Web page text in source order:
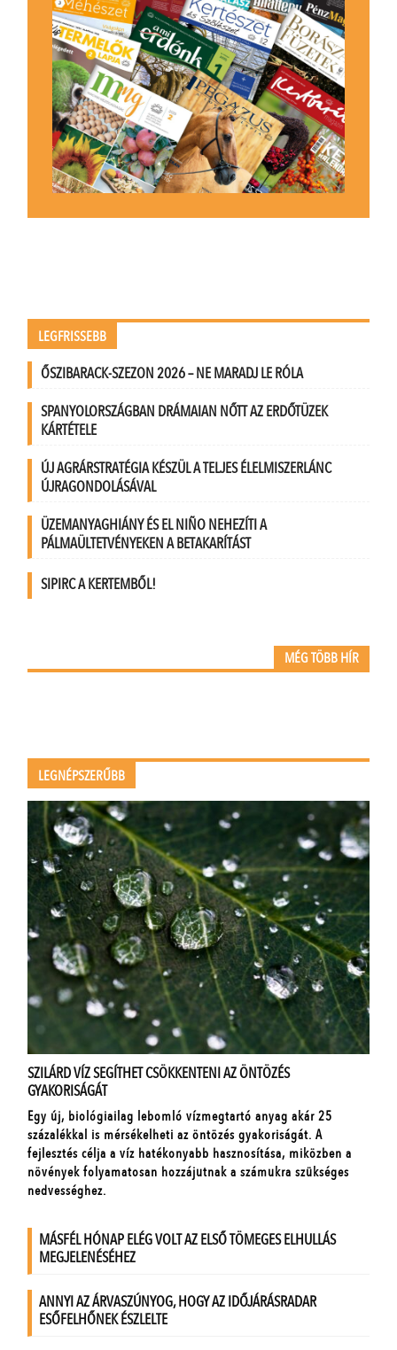
LEGFRISSEBB
ŐSZIBARACK-SZEZON 2026 – NE MARADJ LE RÓLA
SPANYOLORSZÁGBAN DRÁMAIAN NŐTT AZ ERDŐTÜZEK
KÁRTÉTELE
ÚJ AGRÁRSTRATÉGIA KÉSZÜL A TELJES ÉLELMISZERLÁNC
ÚJRAGONDOLÁSÁVAL
ÜZEMANYAGHIÁNY ÉS EL NIÑO NEHEZÍTI A
PÁLMAÜLTETVÉNYEKEN A BETAKARÍTÁST
SIPIRC A KERTEMBŐL!
MÉG TÖBB HÍR
LEGNÉPSZERŰBB